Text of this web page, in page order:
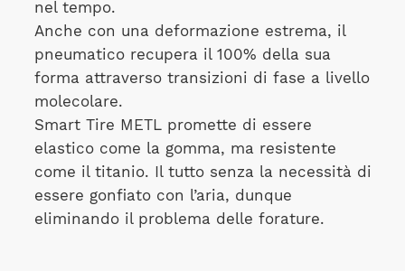
nel tempo.
Anche con una deformazione estrema, il
pneumatico recupera il 100% della sua
forma attraverso transizioni di fase a livello
molecolare.
Smart Tire METL promette di essere
elastico come la gomma, ma resistente
come il titanio. Il tutto senza la necessità di
essere gonfiato con l’aria, dunque
eliminando il problema delle forature.